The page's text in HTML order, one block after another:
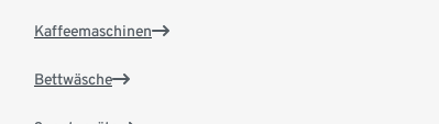
Kaffeemaschinen
Bettwäsche